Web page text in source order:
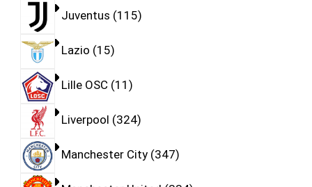
Juventus 115
Lazio 15
Lille OSC 11
Liverpool 324
Manchester City 347